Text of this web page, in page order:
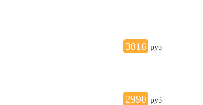
3016 руб
2990 руб